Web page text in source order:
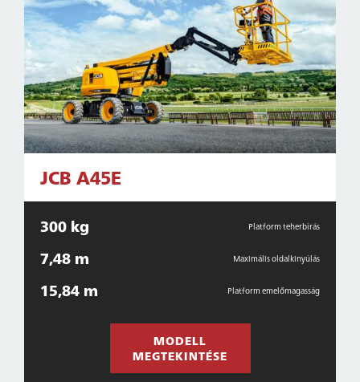
JCB A45E
300 kg Platform teherbírás
7,48 m Maximális oldalkinyúlás
15,84 m Platform emelőmagasság
MODELL
MEGTEKINTÉSE